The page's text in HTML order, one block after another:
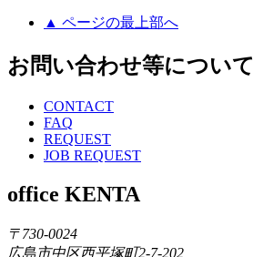
▲ ページの最上部へ
お問い合わせ等について
CONTACT
FAQ
REQUEST
JOB REQUEST
office KENTA
〒730-0024
広島市中区西平塚町2-7-202